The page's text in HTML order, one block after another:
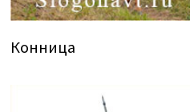
Конница